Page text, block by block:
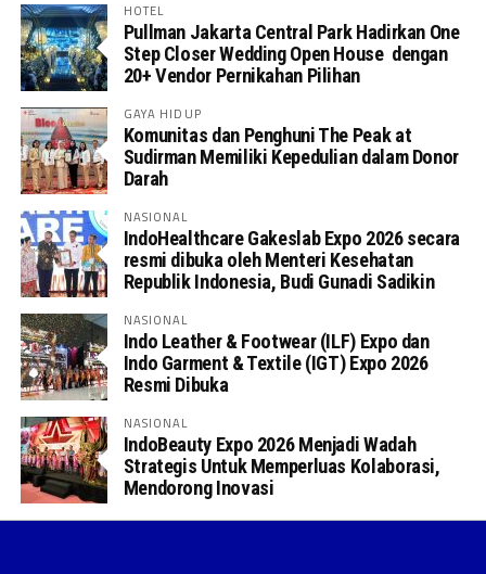
HOTEL
Pullman Jakarta Central Park Hadirkan One
Step Closer Wedding Open House dengan
20+ Vendor Pernikahan Pilihan
GAYA HIDUP
Komunitas dan Penghuni The Peak at
Sudirman Memiliki Kepedulian dalam Donor
Darah
NASIONAL
IndoHealthcare Gakeslab Expo 2026 secara
resmi dibuka oleh Menteri Kesehatan
Republik Indonesia, Budi Gunadi Sadikin
NASIONAL
Indo Leather & Footwear (ILF) Expo dan
Indo Garment & Textile (IGT) Expo 2026
Resmi Dibuka
NASIONAL
IndoBeauty Expo 2026 Menjadi Wadah
Strategis Untuk Memperluas Kolaborasi,
Mendorong Inovasi